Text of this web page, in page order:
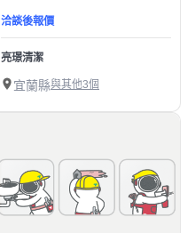
洽談後報價
亮璟清潔
宜蘭縣與其他3個